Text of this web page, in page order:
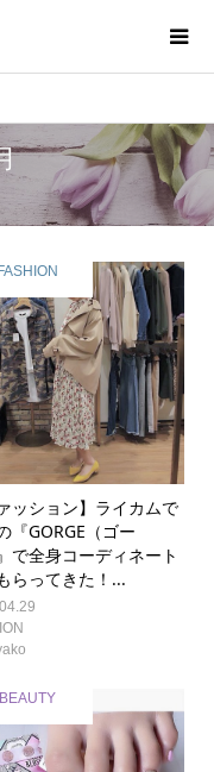
FASHION
ッション】ライカムで
『GORGE（ゴー
で全身コーディネート
らってきた！...
BEAUTY